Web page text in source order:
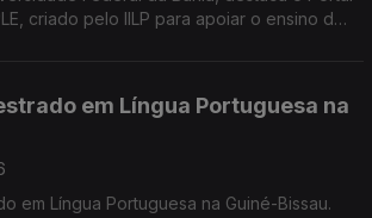
criado pelo IILP para apoiar o ensino do
em Língua Portuguesa na
em Língua Portuguesa na Guiné-Bissau.